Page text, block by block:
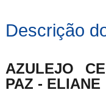
Descrição
AZULEJO
PAZ - ELIANE